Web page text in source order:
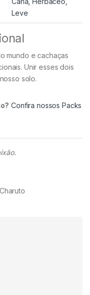
Leve
mundo e cachaças
Unir esses dois
solo.
Confira nossos Packs